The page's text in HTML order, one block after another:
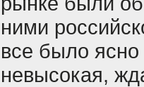
ними
все было
невысокая,